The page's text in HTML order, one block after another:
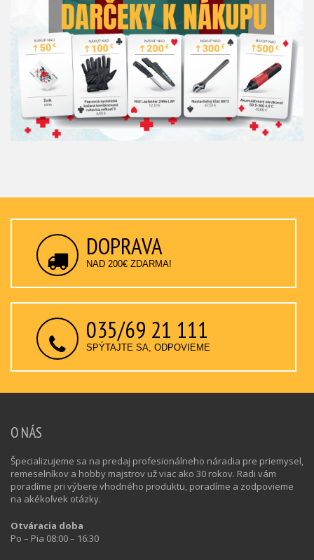
DOPRAVA
NAD 200€ ZDARMA!
035/69 21 111
SPÝTAJTE SA, ODPOVIEME
O NÁS
Špecializujeme sa na predaj profesionálneho náradia pre priemysel,
remeselníkov a hobby majstrov už viac ako 30 rokov. Radi vám
poradíme pri výbere vhodného produktu, poradíme a zodpovieme
na akékoľvek otázky.
Otváracia doba
Po – Pia 08:00 – 16:30